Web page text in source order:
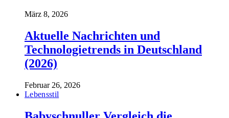
März 8, 2026
Aktuelle Nachrichten und
Technologietrends in Deutschland
(2026)
Februar 26, 2026
Lebensstil